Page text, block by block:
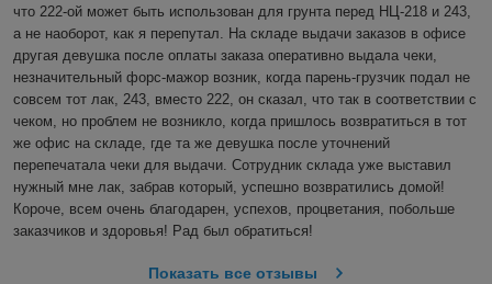
что 222-ой может быть использован для грунта перед НЦ-218 и 243,
а не наоборот, как я перепутал. На складе выдачи заказов в офисе
другая девушка после оплаты заказа оперативно выдала чеки,
незначительный форс-мажор возник, когда парень-грузчик подал не
совсем тот лак, 243, вместо 222, он сказал, что так в соответствии с
чеком, но проблем не возникло, когда пришлось возвратиться в тот
же офис на складе, где та же девушка после уточнений
перепечатала чеки для выдачи. Сотрудник склада уже выставил
нужный мне лак, забрав который, успешно возвратились домой!
Короче, всем очень благодарен, успехов, процветания, побольше
заказчиков и здоровья! Рад был обратиться!
Показать все отзывы